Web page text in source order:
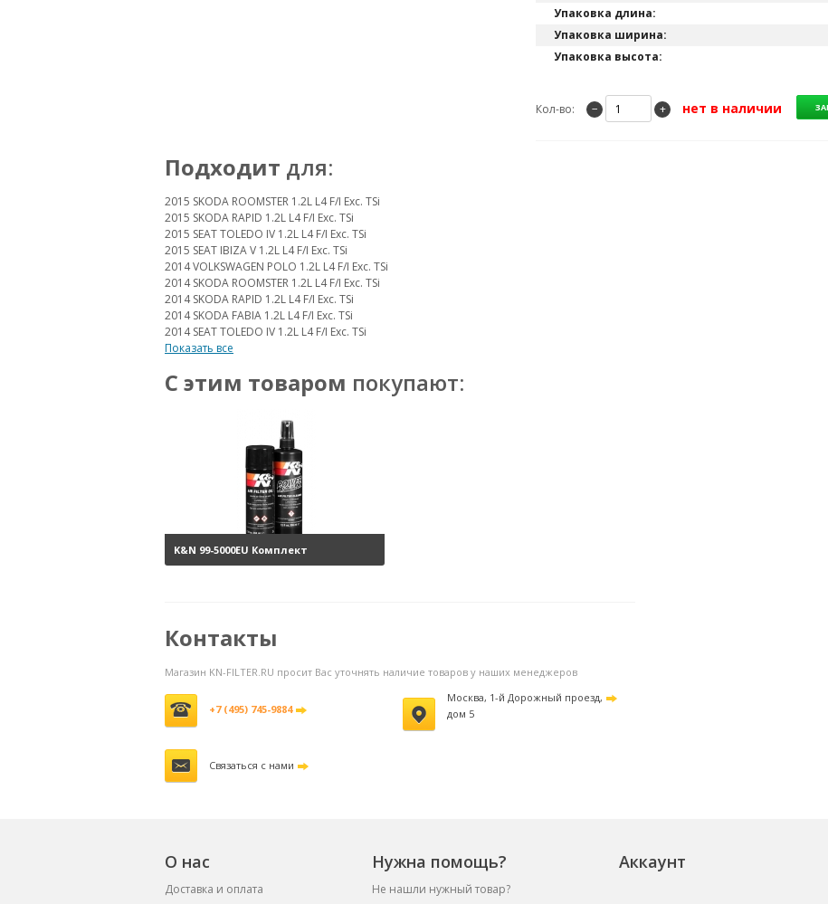
Упаковка длина:
Упаковка ширина:
Упаковка высота:
Кол-во: − + нет в наличии
Подходит для:
2015 SKODA ROOMSTER 1.2L L4 F/I Exc. TSi
2015 SKODA RAPID 1.2L L4 F/I Exc. TSi
2015 SEAT TOLEDO IV 1.2L L4 F/I Exc. TSi
2015 SEAT IBIZA V 1.2L L4 F/I Exc. TSi
2014 VOLKSWAGEN POLO 1.2L L4 F/I Exc. TSi
2014 SKODA ROOMSTER 1.2L L4 F/I Exc. TSi
2014 SKODA RAPID 1.2L L4 F/I Exc. TSi
2014 SKODA FABIA 1.2L L4 F/I Exc. TSi
2014 SEAT TOLEDO IV 1.2L L4 F/I Exc. TSi
Показать все
С этим товаром покупают:
K&N 99-5000EU Комплект
Контакты
Магазин KN-FILTER.RU просит Вас уточнять наличие товаров у наших менеджеров
+7 (495) 745-9884
Москва, 1-й Дорожный проезд,
дом 5
Связаться с нами
О нас Нужна помощь? Аккаунт
Доставка и оплата Не нашли нужный товар?